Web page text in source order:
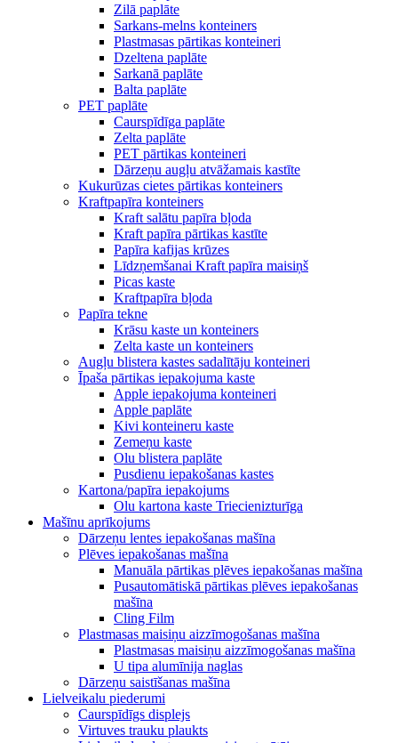
Zilā paplāte
Sarkans-melns konteiners
Plastmasas pārtikas konteineri
Dzeltena paplāte
Sarkanā paplāte
Balta paplāte
PET paplāte
Caurspīdīga paplāte
Zelta paplāte
PET pārtikas konteineri
Dārzeņu augļu atvāžamais kastīte
Kukurūzas cietes pārtikas konteiners
Kraftpapīra konteiners
Kraft salātu papīra bļoda
Kraft papīra pārtikas kastīte
Papīra kafijas krūzes
Līdzņemšanai Kraft papīra maisiņš
Picas kaste
Kraftpapīra bļoda
Papīra tekne
Krāsu kaste un konteiners
Zelta kaste un konteiners
Augļu blistera kastes sadalītāju konteineri
Īpaša pārtikas iepakojuma kaste
Apple iepakojuma konteineri
Apple paplāte
Kivi konteineru kaste
Zemeņu kaste
Olu blistera paplāte
Pusdienu iepakošanas kastes
Kartona/papīra iepakojums
Olu kartona kaste Triecienizturīga
Mašīnu aprīkojums
Dārzeņu lentes iepakošanas mašīna
Plēves iepakošanas mašīna
Manuāla pārtikas plēves iepakošanas mašīna
Pusautomātiskā pārtikas plēves iepakošanas
mašīna
Cling Film
Plastmasas maisiņu aizzīmogošanas mašīna
Plastmasas maisiņu aizzīmogošanas mašīna
U tipa alumīnija naglas
Dārzeņu saistīšanas mašīna
Lielveikalu piederumi
Caurspīdīgs displejs
Virtuves trauku plaukts